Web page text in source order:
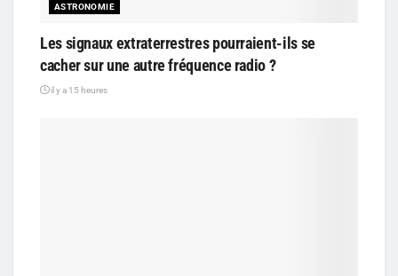
ASTRONOMIE
Les signaux extraterrestres pourraient-ils se
cacher sur une autre fréquence radio ?
il y a 15 heures